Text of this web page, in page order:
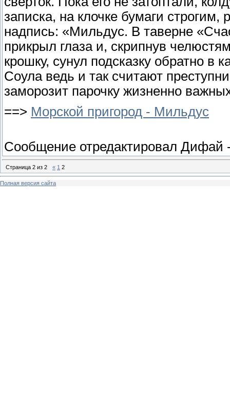
записка, на клочке бумаги
надпись: «Мильдус. В таверне
прикрыл глаза и, скрипнув
крошку, сунул подсказку обратно в
Соула ведь и так считают
заморозит парочку жизненно
==> Морской пригород - Мильдус
Сообщение отредактировал Дифай
Страница 2 из 2 « 1 2
Полная версия сайта